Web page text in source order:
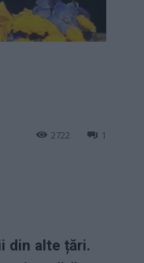
1
2722
din alte țări.